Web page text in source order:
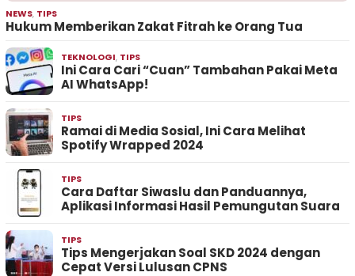
NEWS, TIPS
Hukum Memberikan Zakat Fitrah ke Orang Tua
TEKNOLOGI, TIPS
Ini Cara Cari “Cuan” Tambahan Pakai Meta
AI WhatsApp!
TIPS
Ramai di Media Sosial, Ini Cara Melihat
Spotify Wrapped 2024
TIPS
Cara Daftar Siwaslu dan Panduannya,
Aplikasi Informasi Hasil Pemungutan Suara
TIPS
Tips Mengerjakan Soal SKD 2024 dengan
Cepat Versi Lulusan CPNS